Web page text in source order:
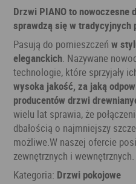
Drzwi PIANO to nowoczesne
sprawdzą się w tradycyjnych
Pasują do pomieszczeńw
eleganckich. Nazywane
technologie, które sprzyjały
wysoka jakość, za jaką
producentów drzwi
wielu lat sprawia, że
dbałością o najmniejszy
możliwe.W naszej ofercie
zewnętrznych i wewnętrznych.
Kategoria: Drzwi pokojowe